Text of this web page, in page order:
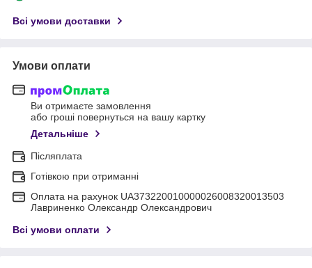
Всі умови доставки
Умови оплати
Ви отримаєте замовлення
або гроші повернуться на вашу картку
Детальніше
Післяплата
Готівкою при отриманні
Оплата на рахунок UA373220010000026008320013503
Лавриненко Олександр Олександрович
Всі умови оплати